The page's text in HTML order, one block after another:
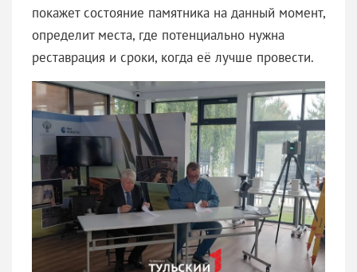
покажет состояние памятника на данный момент,
определит места, где потенциально нужна
реставрация и сроки, когда её лучше провести.